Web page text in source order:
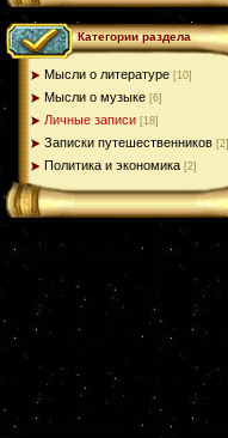
Категории раздела
Мысли о литературе [10]
Мысли о музыке [6]
Личные записи [18]
Записки путешественников [2]
Политика и экономика [2]